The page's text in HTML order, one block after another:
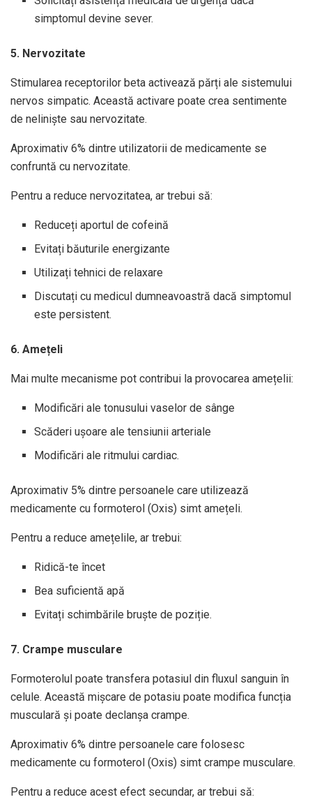
simptomul devine sever.
5. Nervozitate
Stimularea receptorilor beta activează părți ale sistemului
nervos simpatic. Această activare poate crea sentimente
de neliniște sau nervozitate.
Aproximativ 6% dintre utilizatorii de medicamente se
confruntă cu nervozitate.
Pentru a reduce nervozitatea, ar trebui să:
Reduceți aportul de cofeină
Evitați băuturile energizante
Utilizați tehnici de relaxare
Discutați cu medicul dumneavoastră dacă simptomul
este persistent.
6. Amețeli
Mai multe mecanisme pot contribui la provocarea amețelii:
Modificări ale tonusului vaselor de sânge
Scăderi ușoare ale tensiunii arteriale
Modificări ale ritmului cardiac.
Aproximativ 5% dintre persoanele care utilizează
medicamente cu formoterol (Oxis) simt amețeli.
Pentru a reduce amețelile, ar trebui:
Ridică-te încet
Bea suficientă apă
Evitați schimbările bruște de poziție.
7. Crampe musculare
Formoterolul poate transfera potasiul din fluxul sanguin în
celule. Această mișcare de potasiu poate modifica funcția
musculară și poate declanșa crampe.
Aproximativ 6% dintre persoanele care folosesc
medicamente cu formoterol (Oxis) simt crampe musculare.
Pentru a reduce acest efect secundar, ar trebui să: